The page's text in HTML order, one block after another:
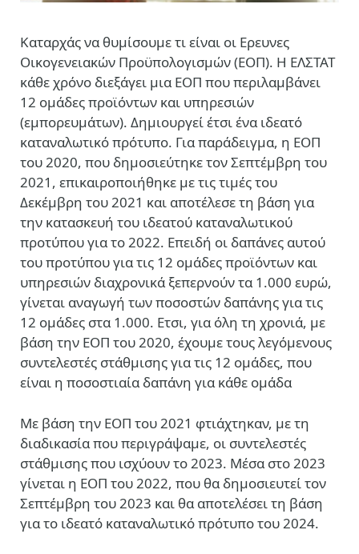
Καταρχάς να θυμίσουμε τι είναι οι Ερευνες
Οικογενειακών Προϋπολογισμών (ΕΟΠ). Η ΕΛΣΤΑΤ
κάθε χρόνο διεξάγει μια ΕΟΠ που περιλαμβάνει
12 ομάδες προϊόντων και υπηρεσιών
(εμπορευμάτων). Δημιουργεί έτσι ένα ιδεατό
καταναλωτικό πρότυπο. Για παράδειγμα, η ΕΟΠ
του 2020, που δημοσιεύτηκε τον Σεπτέμβρη του
2021, επικαιροποιήθηκε με τις τιμές του
Δεκέμβρη του 2021 και αποτέλεσε τη βάση για
την κατασκευή του ιδεατού καταναλωτικού
προτύπου για το 2022. Επειδή οι δαπάνες αυτού
του προτύπου για τις 12 ομάδες προϊόντων και
υπηρεσιών διαχρονικά ξεπερνούν τα 1.000 ευρώ,
γίνεται αναγωγή των ποσοστών δαπάνης για τις
12 ομάδες στα 1.000. Ετσι, για όλη τη χρονιά, με
βάση την ΕΟΠ του 2020, έχουμε τους λεγόμενους
συντελεστές στάθμισης για τις 12 ομάδες, που
είναι η ποσοστιαία δαπάνη για κάθε ομάδα
Με βάση την ΕΟΠ του 2021 φτιάχτηκαν, με τη
διαδικασία που περιγράψαμε, οι συντελεστές
στάθμισης που ισχύουν το 2023. Μέσα στο 2023
γίνεται η ΕΟΠ του 2022, που θα δημοσιευτεί τον
Σεπτέμβρη του 2023 και θα αποτελέσει τη βάση
για το ιδεατό καταναλωτικό πρότυπο του 2024.